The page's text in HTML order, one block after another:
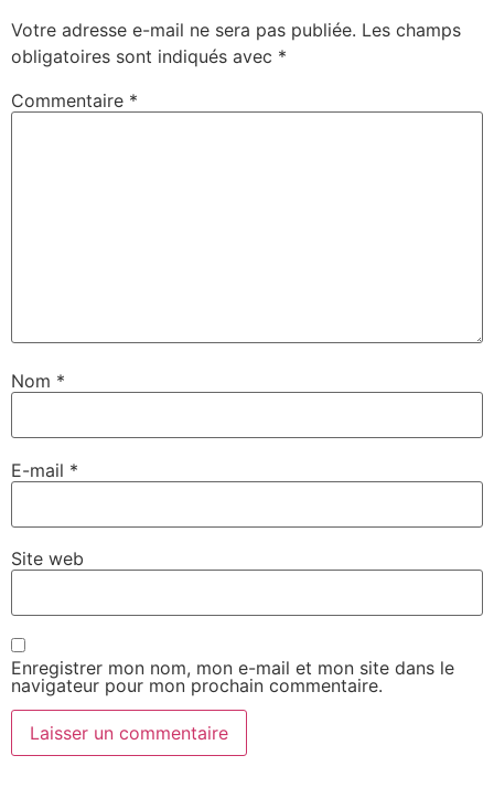
Votre adresse e-mail ne sera pas publiée. Les champs
obligatoires sont indiqués avec *
Commentaire *
Nom *
E-mail *
Site web
Enregistrer mon nom, mon e-mail et mon site dans le
navigateur pour mon prochain commentaire.